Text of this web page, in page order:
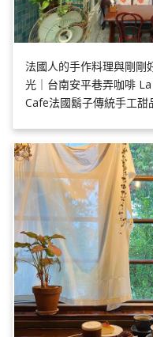
法國人的手作料理與剛剛
光｜台南安平巷弄咖啡
Cafe法國鬍子傳統手工甜